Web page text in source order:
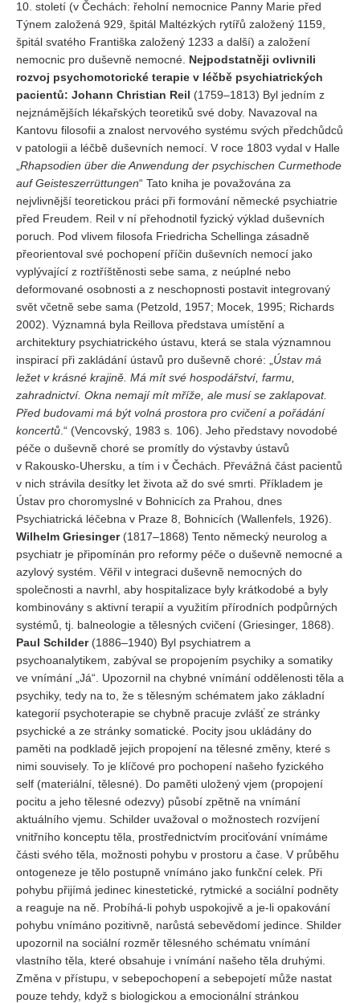
10. století (v Čechách: řeholní nemocnice Panny Marie před
Týnem založená 929, špitál Maltézkých rytířů založený 1159,
špitál svatého Františka založený 1233 a další) a založení
nemocnic pro duševně nemocné. Nejpodstatněji ovlivnili
rozvoj psychomotorické terapie v léčbě psychiatrických
pacientů: Johann Christian Reil (1759–1813) Byl jedním z
nejznámějších lékařských teoretiků své doby. Navazoval na
Kantovu filosofii a znalost nervového systému svých předchůdců
v patologii a léčbě duševních nemocí. V roce 1803 vydal v Halle
Rhapsodien über die Anwendung der psychischen Curmethode
auf Geisteszerrüttungen“ Tato kniha je považována za
nejvlivnější teoretickou práci při formování německé psychiatrie
před Freudem. Reil v ní přehodnotil fyzický výklad duševních
poruch. Pod vlivem filosofa Friedricha Schellinga zásadně
přeorientoval své pochopení příčin duševních nemocí jako
vyplývající z roztříštěnosti sebe sama, z neúplné nebo
deformované osobnosti a z neschopnosti postavit integrovaný
svět včetně sebe sama (Petzold, 1957; Mocek, 1995; Richards
2002). Významná byla Reillova představa umístění a
architektury psychiatrického ústavu, která se stala významnou
inspirací při zakládání ústavů pro duševně choré: „ Ústav má
ležet v krásné krajině. Má mít své hospodářství, farmu,
zahradnictví. Okna nemají mít mříže, ale musí se zaklapovat.
Před budovami má být volná prostora pro cvičení a pořádání
koncertů .“ (Vencovský, 1983 s. 106). Jeho představy novodobé
péče o duševně choré se promítly do výstavby ústavů
v Rakousko-Uhersku, a tím i v Čechách. Převážná část pacientů
v nich strávila desítky let života až do své smrti. Příkladem je
Ústav pro choromyslné v Bohnicích za Prahou, dnes
Psychiatrická léčebna v Praze 8, Bohnicích (Wallenfels, 1926).
Wilhelm Griesinger(1817–1868) Tento německý neurolog a
psychiatr je připomínán pro reformy péče o duševně nemocné a
azylový systém. Věřil v integraci duševně nemocných do
společnosti a navrhl, aby hospitalizace byly krátkodobé a byly
kombinovány s aktivní terapií a využitím přírodních podpůrných
systémů, tj. balneologie a tělesných cvičení (Griesinger, 1868).
Paul Schilder(1886–1940) Byl psychiatrem a
psychoanalytikem, zabýval se propojením psychiky a somatiky
ve vnímání „Já“. Upozornil na chybné vnímání oddělenosti těla a
psychiky, tedy na to, že s tělesným schématem jako základní
kategorií psychoterapie se chybně pracuje zvlášť ze stránky
psychické a ze stránky somatické. Pocity jsou ukládány do
paměti na podkladě jejich propojení na tělesné změny, které s
nimi souvisely. To je klíčové pro pochopení našeho fyzického
self (materiální, tělesné). Do paměti uložený vjem (propojení
pocitu a jeho tělesné odezvy) působí zpětně na vnímání
aktuálního vjemu. Schilder uvažoval o možnostech rozvíjení
vnitřního konceptu těla, prostřednictvím prociťování vnímáme
části svého těla, možnosti pohybu v prostoru a čase. V průběhu
ontogeneze je tělo postupně vnímáno jako funkční celek. Při
pohybu přijímá jedinec kinestetické, rytmické a sociální podněty
a reaguje na ně. Probíhá-li pohyb uspokojivě a je-li opakování
pohybu vnímáno pozitivně, narůstá sebevědomí jedince. Shilder
upozornil na sociální rozměr tělesného schématu vnímání
vlastního těla, které obsahuje i vnímání našeho těla druhými.
Změna v přístupu, v sebepochopení a sebepojetí může nastat
pouze tehdy, když s biologickou a emocionální stránkou